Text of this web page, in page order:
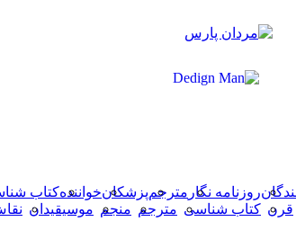
روزنامه نگار مترجمپزشکانخوانندهکتاب
قرن کتاب شناسی مترجم منجم موسیقیدان
بالا